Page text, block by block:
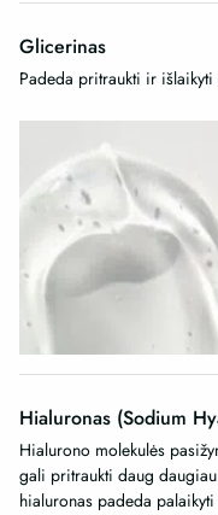
Glicerinas
Padeda pritraukti ir
Hialuronas (Sodium
Hialurono molekulės
gali pritraukti daug
hialuronas padeda